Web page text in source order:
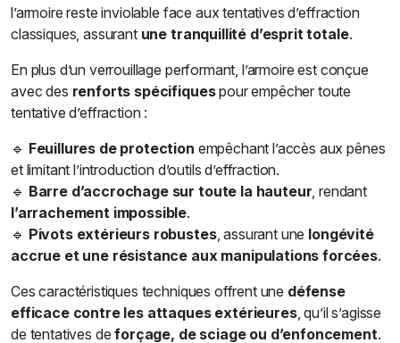
l’armoire reste inviolable face aux tentatives d’effraction
classiques, assurant une tranquillité d’esprit totale.
En plus d’un verrouillage performant, l’armoire est conçue
avec des renforts spécifiquespour empêcher toute
tentative d’effraction :
🔹 Feuillures de protection empêchant l’accès aux pênes
et limitant l’introduction d’outils d’effraction.
🔹 Barre d’accrochage sur toute la hauteur, rendant
l’arrachement impossible.
🔹 Pivots extérieurs robustes, assurant une longévité
accrue et une résistance aux manipulations forcées.
Ces caractéristiques techniques offrent une défense
efficace contre les attaques extérieures, qu’il s’agisse
de tentatives deforçage, de sciage ou d’enfoncement.